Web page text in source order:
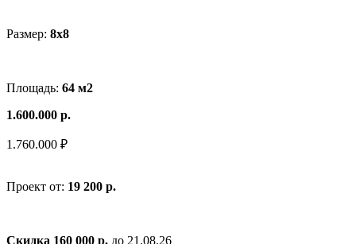
Размер: 8x8
Площадь: 64 м2
1.600.000 р.
1.760.000 ₽
Проект от: 19 200 р.
Скидка 160 000 р. до 21.08.26